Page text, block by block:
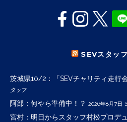
SEVスタッ
茨城県10/2：「SEVチャリティ走行
タッフ
阿部：何やら準備中！？ 2026年8月7日
宮村：明日からスタッフ村松プロデ